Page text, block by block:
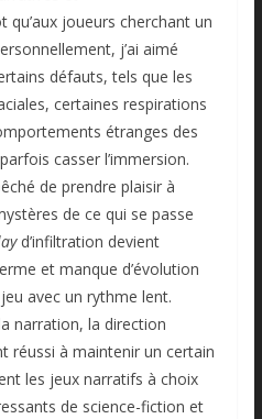
joueurs cherchant un
j’ai aimé
défauts, tels que les
certaines respirations
étranges des
casser l’immersion.
de prendre plaisir à
de ce qui se passe
d’infiltration devient
et manque d’évolution
avec un rythme lent.
narration, la direction
réussi à maintenir un certain
les jeux narratifs à choix
de science-fiction et